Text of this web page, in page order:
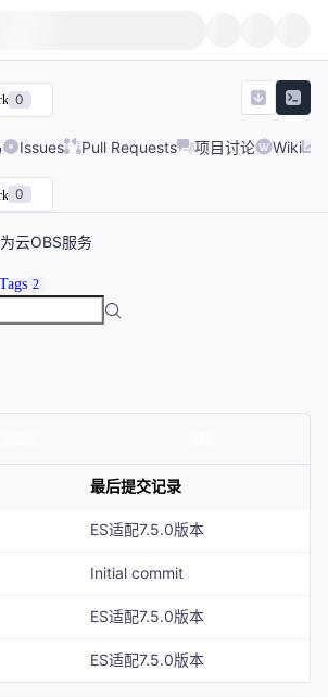
0
Issues Pull Requests 项目讨论 Wiki
0
云OBS服务
Tags 2
最后提交记录
ES适配7.5.0版本
Initial commit
ES适配7.5.0版本
ES适配7.5.0版本